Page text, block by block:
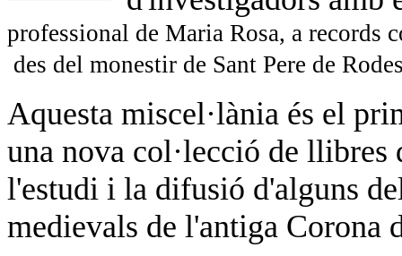
professional de Maria Rosa, a records
des del monestir de Sant Pere de
Aquesta miscel·lània és el
una nova col·lecció de llibres
l'estudi i la difusió d'alguns
medievals de l'antiga Corona